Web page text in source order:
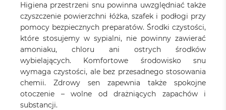
Higiena przestrzeni snu powinna uwzględniać także
czyszczenie powierzchni łóżka, szafek i podłogi przy
pomocy bezpiecznych preparatów. Środki czystości,
które stosujemy w sypialni, nie powinny zawierać
amoniaku, chloru ani ostrych środków
wybielających. Komfortowe środowisko snu
wymaga czystości, ale bez przesadnego stosowania
chemii. Zdrowy sen zapewnia także spokojne
otoczenie – wolne od drażniących zapachów i
substancji.